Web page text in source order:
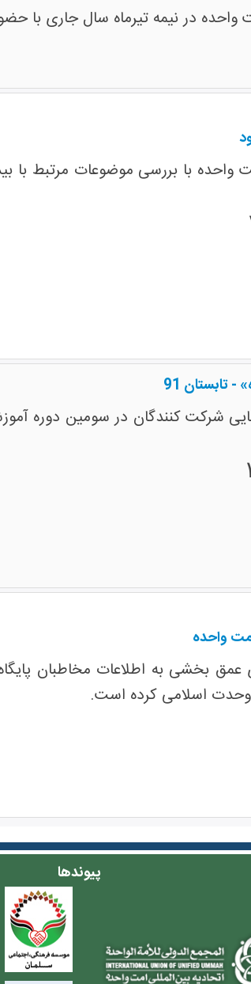
واحده در نیمه تیرماه سال جاری با
با بررسی موضوعات مرتبط با
91
کنندگان در سومین دوره آموزشی
واحده
بخشی به اطلاعات مخاطبان
وحدت اسلامی کرده است.
پیوندها